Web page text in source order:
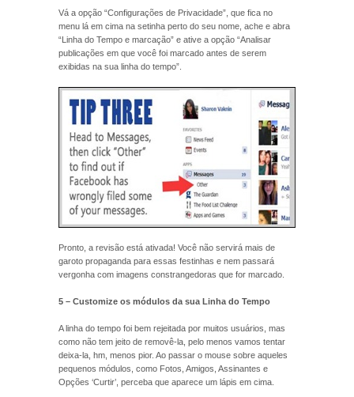
Vá a opção “Configurações de Privacidade”, que fica no
menu lá em cima na setinha perto do seu nome, ache e abra
“Linha do Tempo e marcação” e ative a opção “Analisar
publicações em que você foi marcado antes de serem
exibidas na sua linha do tempo”.
Pronto, a revisão está ativada! Você não servirá mais de
garoto propaganda para essas festinhas e nem passará
vergonha com imagens constrangedoras que for marcado.
5 – Customize os módulos da sua Linha do Tempo
A linha do tempo foi bem rejeitada por muitos usuários, mas
como não tem jeito de removê-la, pelo menos vamos tentar
deixa-la, hm, menos pior. Ao passar o mouse sobre aqueles
pequenos módulos, como Fotos, Amigos, Assinantes e
Opções ‘Curtir’, perceba que aparece um lápis em cima.